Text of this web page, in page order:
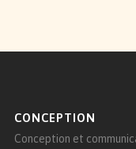
CONCEPTION
Conception et